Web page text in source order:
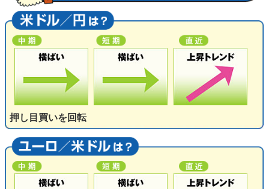
押し目買いを回転